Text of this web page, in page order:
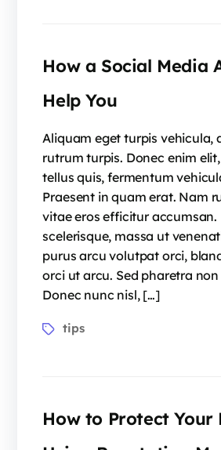
How a Social Media
Help You
Aliquam eget turpis vehicula,
rutrum turpis. Donec enim
tellus quis, fermentum
Praesent in quam erat. Nam
vitae eros efficitur accumsan.
scelerisque, massa ut
purus arcu volutpat orci,
orci ut arcu. Sed pharetra non
Donec nunc nisl, […]
tips
How to Protect Your